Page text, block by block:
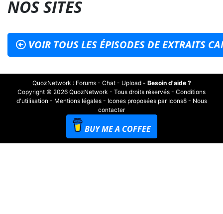
NOS SITES
VOIR TOUS LES ÉPISODES DE EXTRAITS
QuozNetwork : Forums- Chat- Upload- Besoin d'aide ?
Copyright © 2026 QuozNetwork - Tous droits réservés - Conditions
d'utilisation - Mentions légales- Icones proposées par Icons8- Nous
contacter
BUY ME A COFFEE